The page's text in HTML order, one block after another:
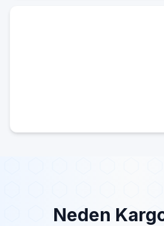
Neden